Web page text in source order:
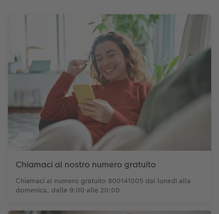
Chiamaci al nostro numero gratuito
Chiamaci al numero gratuito 800141005 dal lunedì alla
domenica, dalle 9:00 alle 20:00